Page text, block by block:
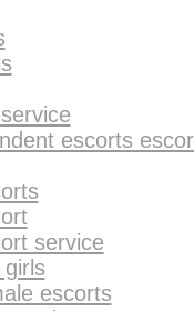
escorts
service
escorts